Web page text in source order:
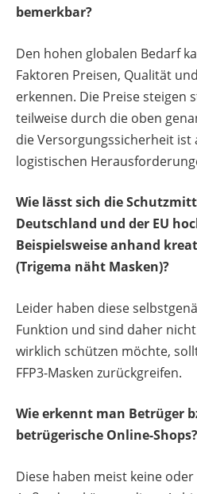
bemerkbar?
Den hohen globalen Bedarf
Faktoren Preisen, Qualität
erkennen. Die Preise steigen
teilweise durch die oben
die Versorgungssicherheit ist
logistischen
Wie lässt sich die
Deutschland und der EU
Beispielsweise anhand
(Trigema näht Masken)?
Leider haben diese
Funktion und sind daher
wirklich schützen möchte,
FFP3-Masken zurückgreifen.
Wie erkennt man Betrüger
betrügerische Online-Shops?
Diese haben meist keine